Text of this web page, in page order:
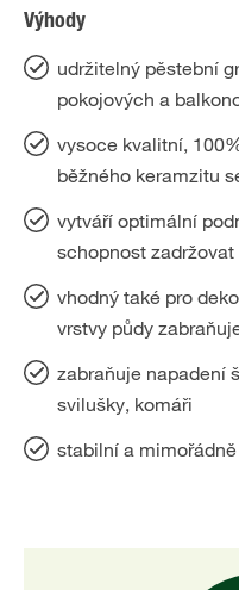
Výhody
udržitelný pěstební
pokojových a
vysoce kvalitní,
běžného keramzitu
vytváří optimální
schopnost
vhodný také pro
vrstvy půdy
zabraňuje napadení
svilušky, komáři
stabilní a